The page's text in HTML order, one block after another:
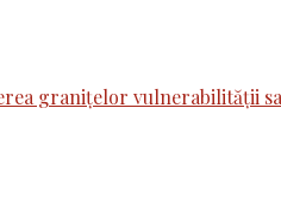
granițelor vulnerabilității